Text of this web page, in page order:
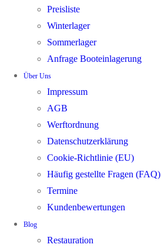
Preisliste
Winterlager
Sommerlager
Anfrage Booteinlagerung
Über Uns
Impressum
AGB
Werftordnung
Datenschutzerklärung
Cookie-Richtlinie (EU)
Häufig gestellte Fragen (FAQ)
Termine
Kundenbewertungen
Blog
Restauration